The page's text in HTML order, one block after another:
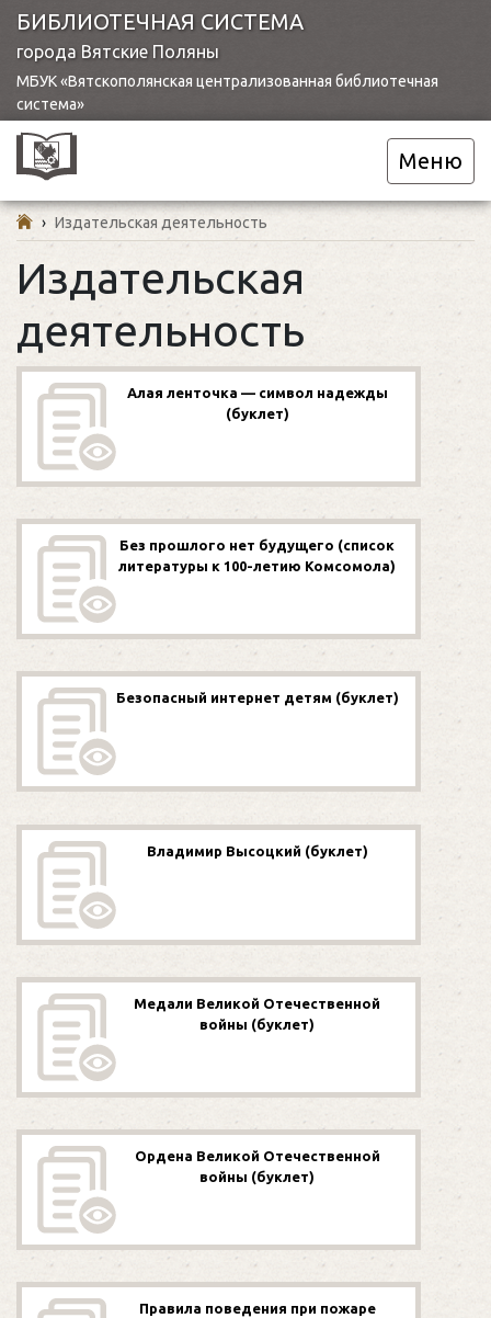
БИБЛИОТЕЧНАЯ СИСТЕМА
города Вятские Поляны
МБУК «Вятскополянская централизованная библиотечная
система»
Меню
› Издательская деятельность
Издательская
деятельность
Алая ленточка — символ надежды
(буклет)
Без прошлого нет будущего (список
литературы к 100-летию Комсомола)
Безопасный интернет детям (буклет)
Владимир Высоцкий (буклет)
Медали Великой Отечественной
войны (буклет)
Ордена Великой Отечественной
войны (буклет)
Правила поведения при пожаре